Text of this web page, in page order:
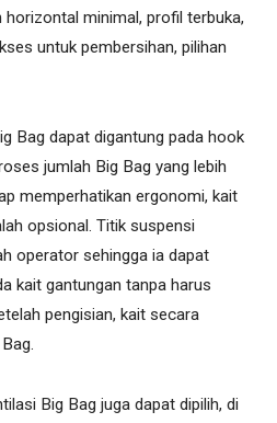
minimal, profil terbuka,
untuk pembersihan, pilihan
Bag dapat digantung pada hook
jumlah Big Bag yang lebih
memperhatikan ergonomi, kait
opsional. Titik suspensi
operator sehingga ia dapat
kait gantungan tanpa harus
pengisian, kait secara
Big Bag juga dapat dipilih, di